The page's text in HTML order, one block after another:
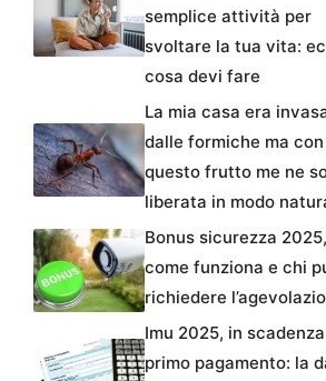
semplice attività per
svoltare la tua vita:
cosa devi fare
La mia casa era
dalle formiche ma con
questo frutto me ne
liberata in modo
Bonus sicurezza 2025,
come funziona e chi
richiedere
Imu 2025, in
primo pagamento: la